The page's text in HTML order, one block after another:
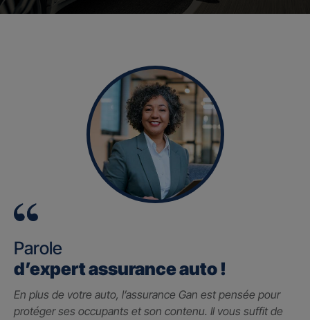
Parole
d’expert assurance auto !
En plus de votre auto, l’assurance Gan est pensée pour
protéger ses occupants et son contenu. Il vous suffit de